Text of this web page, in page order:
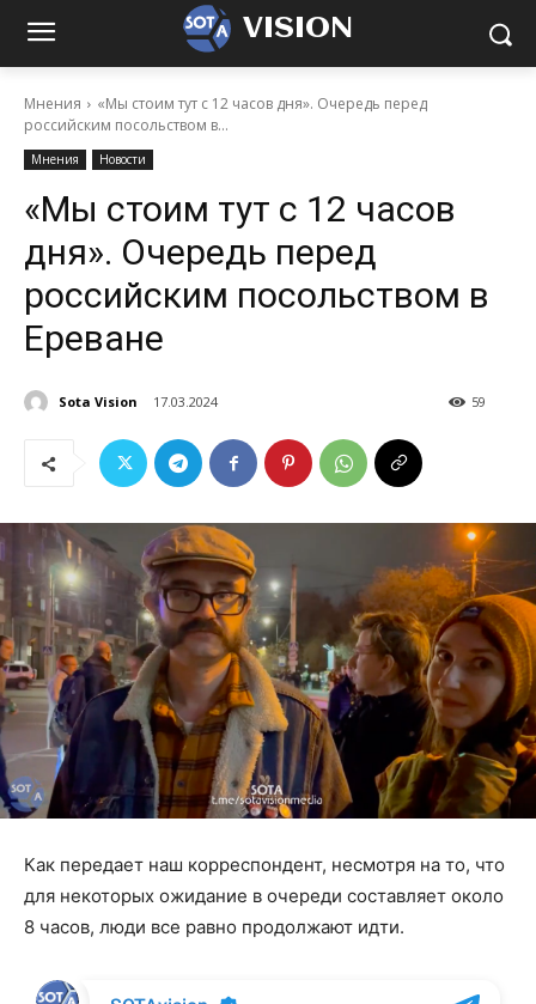
VISION
Мнения
«Мы стоим тут с 12 часов дня». Очередь перед
российским посольством в...
Мнения Новости
«Мы стоим тут с 12 часов
дня». Очередь перед
российским посольством в
Ереване
Sota Vision 17.03.2024 59
Как передает наш корреспондент, несмотря на то, что
для некоторых ожидание в очереди составляет около
8 часов, люди все равно продолжают идти.